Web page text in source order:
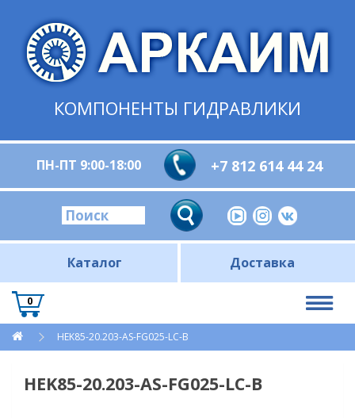
КОМПОНЕНТЫ ГИДРАВЛИКИ
ПН-ПТ 9:00-18:00 +7 812 614 44 24
Каталог Доставка
0
HEK85-20.203-AS-FG025-LC-B
HEK85-20.203-AS-FG025-LC-B